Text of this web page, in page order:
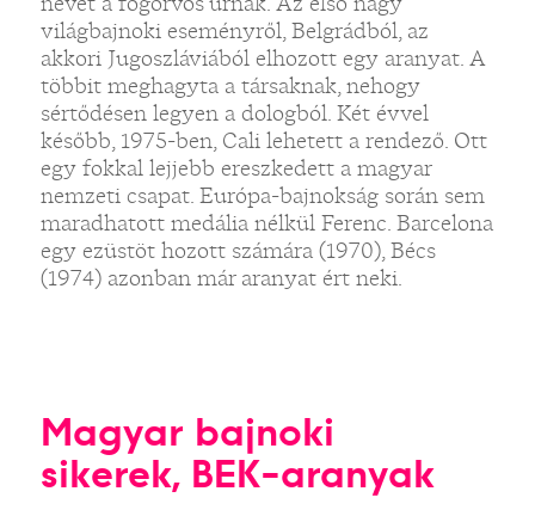
világbajnoki eseményről, Belgrádból, az
akkori Jugoszláviából elhozott egy aranyat. A
többit meghagyta a társaknak, nehogy
sértődésen legyen a dologból. Két évvel
később, 1975-ben, Cali lehetett a rendező. Ott
egy fokkal lejjebb ereszkedett a magyar
nemzeti csapat. Európa-bajnokság során sem
maradhatott medália nélkül Ferenc. Barcelona
egy ezüstöt hozott számára (1970), Bécs
(1974) azonban már aranyat ért neki.
Magyar bajnoki
sikerek, BEK-aranyak